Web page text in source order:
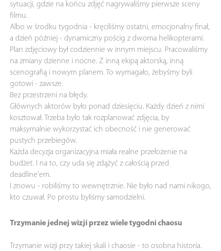
sytuacji, gdzie na końcu zdjęć nagrywaliśmy pierwsze sceny
filmu.
Albo w środku tygodnia - kręciliśmy ostatni, emocjonalny finał,
a dzień później - dynamiczny pościg z dwoma helikopterami.
Plan zdjęciowy był codziennie w innym miejscu. Pracowaliśmy
na zmiany dzienne i nocne. Z inną ekipą aktorską, inną
scenografią i nowym planem. To wymagało, żebyśmy byli
gotowi - zawsze.
Bez przestrzeni na błędy.
Głównych aktorów było ponad dziesięciu. Każdy dzień z nimi
kosztował. Trzeba było tak rozplanować zdjęcia, by
maksymalnie wykorzystać ich obecność i nie generować
pustych przebiegów.
Każda decyzja organizacyjna miała realne przełożenie na
budżet. I na to, czy uda się zdążyć z całością przed
deadline'em.
I znowu - robiliśmy to wewnętrznie. Nie było nad nami nikogo,
kto czuwał. Po prostu byliśmy samodzielni.
Trzymanie jednej wizji przez wiele tygodni chaosu
Trzymanie wizji przy takiej skali i chaosie - to osobna historia.